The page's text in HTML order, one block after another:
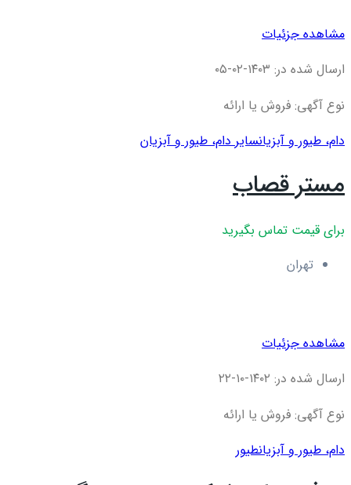
مشاهده جزئیات
ارسال شده در: ۱۴۰۳-۰۲-۰۵
نوع آگهی: فروش یا ارائه
دام، طیور و آبزیانسایر دام، طیور و آبزیان
مستر قصاب
برای قیمت تماس بگیرید
تهران
مشاهده جزئیات
ارسال شده در: ۱۴۰۲-۱۰-۲۲
نوع آگهی: فروش یا ارائه
دام، طیور و آبزیانطیور